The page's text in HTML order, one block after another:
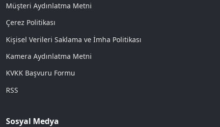
Müşteri Aydınlatma Metni
Çerez Politikası
Kişisel Verileri Saklama ve İmha Politikası
Kamera Aydınlatma Metni
KVKK Başvuru Formu
RSS
Sosyal Medya